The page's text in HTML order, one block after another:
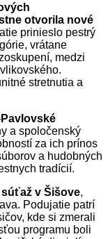
otvorila nové
prinieslo pestrý
vrátane
medzi
stretnutia a
Pavlovské
a spoločenský
za ich prínos
a hudobných
tradícií.
v Šišove,
Podujatie patrí
kde si zmerali
programu boli